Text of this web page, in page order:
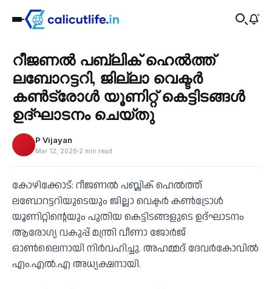
‹
Health
റീജണല്‍ പബ്ലിക് ഹെല്‍ത്ത്
ലബോറട്ടറി, ജില്ലാ വെക്ടര്‍
കണ്‍ട്രോള്‍ യൂണിറ്റ് കെട്ടിടങ്ങൾ
ഉദ്ഘാടനം ചെയ്തു
P Vijayan
Mar 12, 2026 2 min read
കോഴിക്കോട്: റീജണല്‍ പബ്ലിക് ഹെല്‍ത്ത്
ലബോറട്ടറിയുടെയും ജില്ലാ വെക്ടര്‍ കണ്‍ട്രോള്‍
യൂണിറ്റിന്റെയും പുതിയ കെട്ടിടങ്ങളുടെ ഉദ്ഘാടനം
ആരോഗ്യ വകുപ്പ് മന്ത്രി വീണാ ജോര്‍ജ്
ഓണ്‍ലൈനായി നിര്‍വഹിച്ചു. അഹമ്മദ് ദേവര്‍കോവില്‍
എം.എല്‍.എ അധ്യക്ഷനായി.